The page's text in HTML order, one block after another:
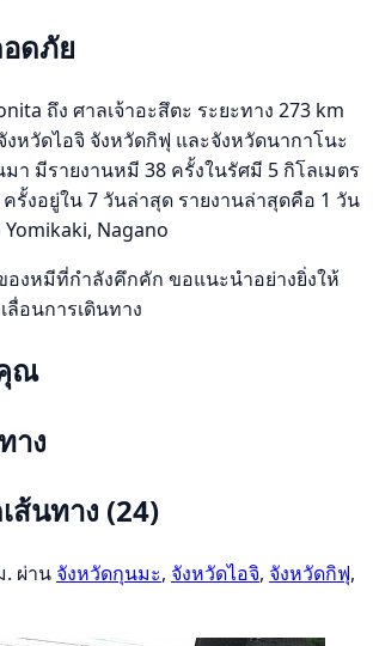
ดภัย
ถึง ศาลเจ้าอะสึตะ ระยะทาง 273 km
หวัดไอจิ จังหวัดกิฟุ และจังหวัดนากาโนะ
า มีรายงานหมี 38 ครั้งในรัศมี 5 กิโลเมตร
ครั้งอยู่ใน 7 วันล่าสุด รายงานล่าสุดคือ 1 วัน
Nagano
องหมีที่กำลังคึกคัก ขอแนะนำอย่างยิ่งให้
ลื่อนการเดินทาง
ณ
าง
ส้นทาง (24)
. ผ่าน จังหวัดกุนมะ, จังหวัดไอจิ, จังหวัดกิฟุ,